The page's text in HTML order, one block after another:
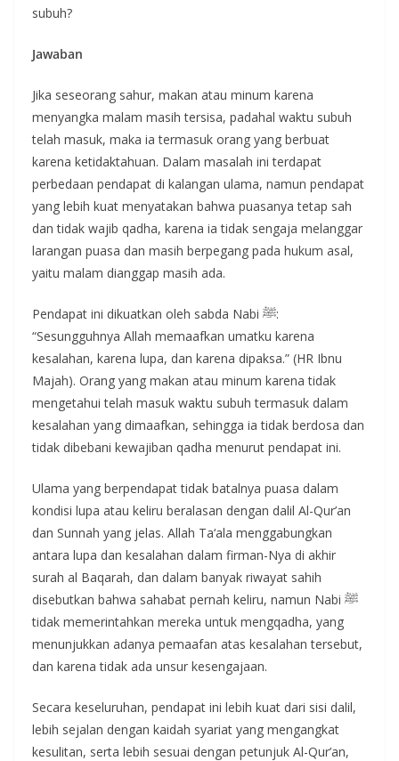
subuh?
Jawaban
Jika seseorang sahur, makan atau minum karena
menyangka malam masih tersisa, padahal waktu subuh
telah masuk, maka ia termasuk orang yang berbuat
karena ketidaktahuan. Dalam masalah ini terdapat
perbedaan pendapat di kalangan ulama, namun pendapat
yang lebih kuat menyatakan bahwa puasanya tetap sah
dan tidak wajib qadha, karena ia tidak sengaja melanggar
larangan puasa dan masih berpegang pada hukum asal,
yaitu malam dianggap masih ada.
Pendapat ini dikuatkan oleh sabda Nabi ﷺ:
“Sesungguhnya Allah memaafkan umatku karena
kesalahan, karena lupa, dan karena dipaksa.” (HR Ibnu
Majah). Orang yang makan atau minum karena tidak
mengetahui telah masuk waktu subuh termasuk dalam
kesalahan yang dimaafkan, sehingga ia tidak berdosa dan
tidak dibebani kewajiban qadha menurut pendapat ini.
Ulama yang berpendapat tidak batalnya puasa dalam
kondisi lupa atau keliru beralasan dengan dalil Al-Qur’an
dan Sunnah yang jelas. Allah Ta‘ala menggabungkan
antara lupa dan kesalahan dalam firman-Nya di akhir
surah al Baqarah, dan dalam banyak riwayat sahih
disebutkan bahwa sahabat pernah keliru, namun Nabi ﷺ
tidak memerintahkan mereka untuk mengqadha, yang
menunjukkan adanya pemaafan atas kesalahan tersebut,
dan karena tidak ada unsur kesengajaan.
Secara keseluruhan, pendapat ini lebih kuat dari sisi dalil,
lebih sejalan dengan kaidah syariat yang mengangkat
kesulitan, serta lebih sesuai dengan petunjuk Al-Qur’an,